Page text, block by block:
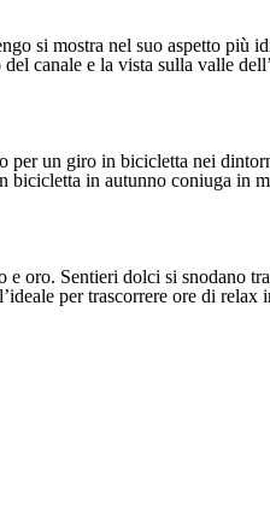
si mostra nel suo aspetto più
canale e la vista sulla valle
un giro in bicicletta nei
bicicletta in autunno coniuga in
Sentieri dolci si snodano
per trascorrere ore di relax